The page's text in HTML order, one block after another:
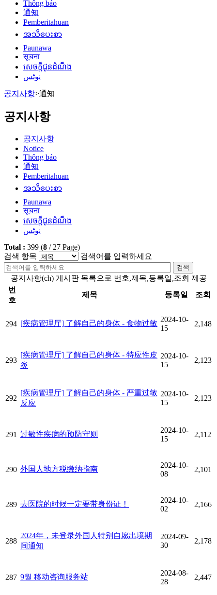
Thông báo
通知
Pemberitahuan
အသိပေးစာ
Paunawa
सूचना
សេចក្តីជូនដំណឹង
نوٹس
공지사항>通知
공지사항
공지사항
Notice
Thông báo
通知
Pemberitahuan
အသိပေးစာ
Paunawa
सूचना
សេចក្តីជូនដំណឹង
نوٹس
Total : 399 (8 / 27 Page)
검색 항목
검색어를 입력하세요
검색
공지사항(ch) 게시판 목록으로 번호,제목,등록일,조회 제공
번
호
제목 등록일 조회
294 [疾病管理厅] 了解自己的身体 - 食物过敏 2024-10-
15
2,148
293
[疾病管理厅] 了解自己的身体 - 特应性皮
炎
2024-10-
15
2,123
292
[疾病管理厅] 了解自己的身体 - 严重过敏
反应
2024-10-
15
2,123
291 过敏性疾病的预防守则
2024-10-
15
2,112
290 外国人地方税缴纳指南
2024-10-
08
2,101
289 去医院的时候一定要带身份证！
2024-10-
02
2,166
288
2024年，未登录外国人特别自愿出境期
间通知
2024-09-
30
2,178
287 9월 移动咨询服务站
2024-08-
28
2,447